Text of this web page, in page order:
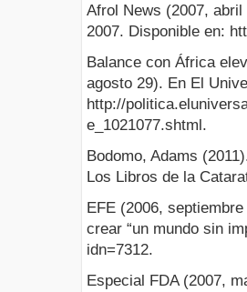
Afrol News (2007,
2007. Disponible en:
Balance con África
agosto 29). En El
http://
e_1021077.shtml.
Bodomo, Adams
Los Libros de la
EFE (2006,
crear “un mundo sin
idn=7312.
Especial FDA (2007,